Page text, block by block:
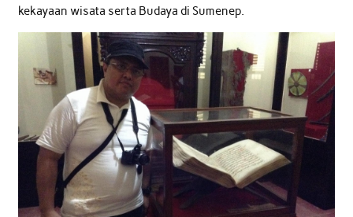
kekayaan wisata serta Budaya di Sumenep.